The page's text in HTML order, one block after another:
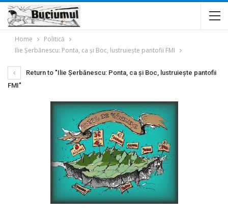
Home
Politică
Ilie Şerbănescu: Ponta, ca şi Boc, lustruieşte pantofii FMI
Return to "Ilie Şerbănescu: Ponta, ca şi Boc, lustruieşte pantofii
FMI"